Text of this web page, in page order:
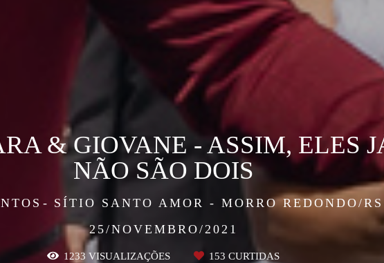
SÍTIO SANTO AMOR - MORRO REDONDO/RS
25/NOVEMBRO/2021
& GIOVANE - ASSIM, ELES
NÃO SÃO DOIS
1233 VISUALIZAÇÕES 153 CURTIDAS